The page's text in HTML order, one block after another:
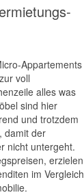
Appartements
voll
alles was
sind hier
und trotzdem
damit der
nicht untergeht.
erzielen
im Vergleich